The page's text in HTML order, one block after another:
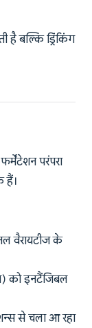
बल्कि ड्रिंकिंग
परंपरा
हैं।
वैरायटीज के
को इनटैंजिबल
से चला आ रहा